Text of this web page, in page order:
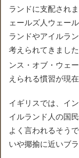
ランドに支配され
ェールズ人ウェー
ランドやアイルラ
考えられてきまし
ンス・オブ・ウェ
えられる慣習が現
イギリスでは、イ
イルランド人の国
よく言われるそう
いや揶揄に近いブ